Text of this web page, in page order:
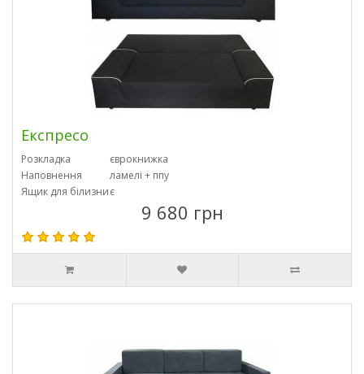
Експресо
Розкладка
єврокнижка
Наповнення
ламелі + ппу
Ящик для білизниє
9 680 грн